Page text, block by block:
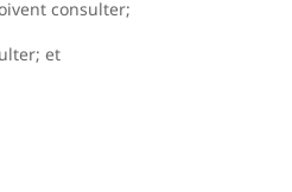
consulter;
et